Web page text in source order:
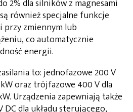
2% dla silników z magnesami
również specjalne funkcje
przy zmiennym lub
co automatycznie
energii.
to: jednofazowe 200 V
oraz trójfazowe 400 V dla
Urządzenia zapewniają także
DC dla układu sterującego,